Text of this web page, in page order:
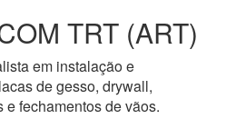
TRT (ART)
em instalação e
de gesso, drywall,
e fechamentos de vãos.